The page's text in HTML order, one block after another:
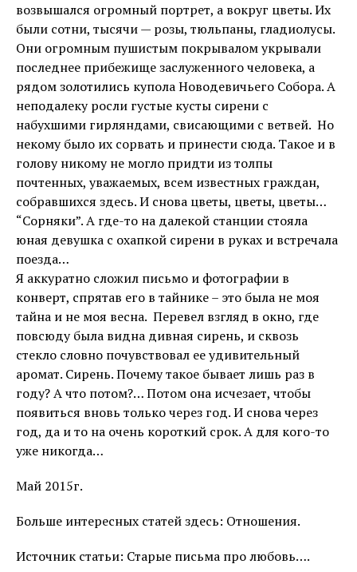
возвышался огромный портрет, а вокруг цветы. Их
были сотни, тысячи — розы, тюльпаны, гладиолусы.
Они огромным пушистым покрывалом укрывали
последнее прибежище заслуженного человека, а
рядом золотились купола Новодевичьего Собора. А
неподалеку росли густые кусты сирени с
набухшими гирляндами, свисающими с ветвей. Но
некому было их сорвать и принести сюда. Такое и в
голову никому не могло придти из толпы
почтенных, уважаемых, всем известных граждан,
собравшихся здесь. И снова цветы, цветы, цветы…
“Сорняки”. А где-то на далекой станции стояла
юная девушка с охапкой сирени в руках и встречала
поезда…
Я аккуратно сложил письмо и фотографии в
конверт, спрятав его в тайнике – это была не моя
тайна и не моя весна. Перевел взгляд в окно, где
повсюду была видна дивная сирень, и сквозь
стекло словно почувствовал ее удивительный
аромат. Сирень. Почему такое бывает лишь раз в
году? А что потом?… Потом она исчезает, чтобы
появиться вновь только через год. И снова через
год, да и то на очень короткий срок. А для кого-то
уже никогда…
Май 2015г.
Больше интересных статей здесь: Отношения.
Источник статьи: Старые письма про любовь….